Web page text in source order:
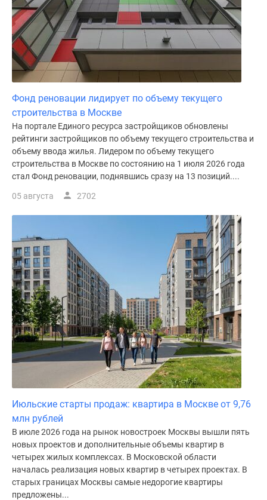
Фонд реновации лидирует по объему текущего
строительства в Москве
На портале Единого ресурса застройщиков обновлены
рейтинги застройщиков по объему текущего строительства и
объему ввода жилья. Лидером по объему текущего
строительства в Москве по состоянию на 1 июля 2026 года
стал Фонд реновации, поднявшись сразу на 13 позиций....
05 августа 2702
Июльские старты продаж: квартира в Москве от 9,76
млн рублей
В июле 2026 года на рынок новостроек Москвы вышли пять
новых проектов и дополнительные объемы квартир в
четырех жилых комплексах. В Московской области
началась реализация новых квартир в четырех проектах. В
старых границах Москвы самые недорогие квартиры
предложены...